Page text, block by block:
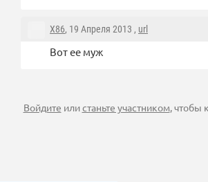
X86, 19 Апреля 2013 , url
Вот ее муж
Войдите илистаньте участником, чтобы